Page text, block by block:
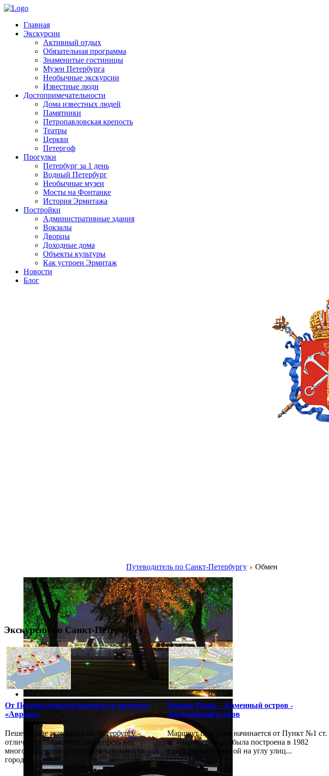
Главная
Экскурсии
Активный отдых
Обязательная программа
Знаменитые гостиницы
Музеи Петербурга
Необычные экскурсии
Известные люди
Достопримечательности
Дома известных людей
Памятники
Петропавловская крепость
Театры
Церкви
Петергоф
Прогулки
Петербург за 1 день
Водный Петербург
Необычные музеи
Мосты на Фонтанке
История Эрмитажа
Постройки
Административные здания
Вокзалы
Дворцы
Доходные дома
Объекты культуры
Как устроен Эрмитаж
Новости
Блог
Путеводитель по Санкт-Петербургу Обмен
Экскурсии по Санкт-Петербургу:
От Петропаловской крепости к крейсеру
«Аврора»
Пешеходные экскурсии по Петербургу –
отличная возможность посмотреть все
многочисленные достопримечательности
города. ...
Черная Речка – Каменный остров -
Аптекарский остров
Маршрут прогулки начинается от Пункт №1 ст.
м. «Черная речка» (была построена в 1982
году), расположенной на углу улиц...